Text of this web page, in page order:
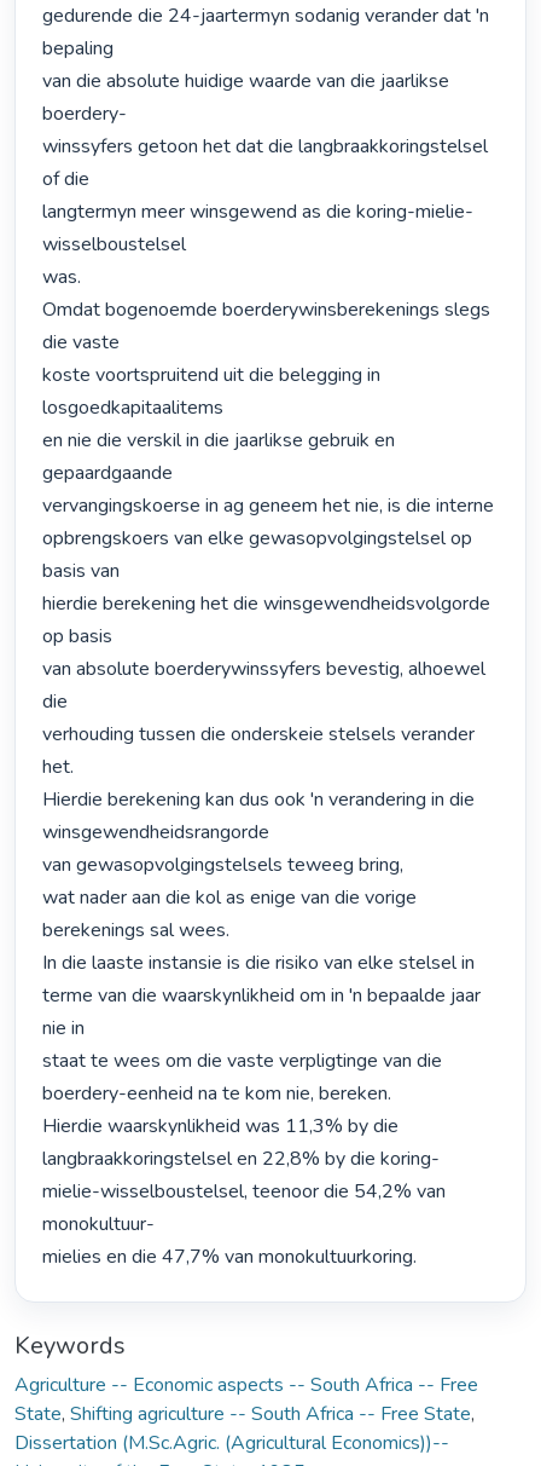
gedurende die 24-jaartermyn sodanig verander dat 'n
bepaling
van die absolute huidige waarde van die jaarlikse
boerdery-
winssyfers getoon het dat die langbraakkoringstelsel
of die
langtermyn meer winsgewend as die koring-mielie-
wisselboustelsel
was.
Omdat bogenoemde boerderywinsberekenings slegs
die vaste
koste voortspruitend uit die belegging in
losgoedkapitaalitems
en nie die verskil in die jaarlikse gebruik en
gepaardgaande
vervangingskoerse in ag geneem het nie, is die interne
opbrengskoers van elke gewasopvolgingstelsel op
basis van
hierdie berekening het die winsgewendheidsvolgorde
op basis
van absolute boerderywinssyfers bevestig, alhoewel
die
verhouding tussen die onderskeie stelsels verander
het.
Hierdie berekening kan dus ook 'n verandering in die
winsgewendheidsrangorde
van gewasopvolgingstelsels teweeg bring,
wat nader aan die kol as enige van die vorige
berekenings sal wees.
In die laaste instansie is die risiko van elke stelsel in
terme van die waarskynlikheid om in 'n bepaalde jaar
nie in
staat te wees om die vaste verpligtinge van die
boerdery-eenheid na te kom nie, bereken.
Hierdie waarskynlikheid was 11,3% by die
langbraakkoringstelsel en 22,8% by die koring-
mielie-wisselboustelsel, teenoor die 54,2% van
monokultuur-
mielies en die 47,7% van monokultuurkoring.
Keywords
Agriculture -- Economic aspects -- South Africa -- Free
State, Shifting agriculture -- South Africa -- Free State,
Dissertation (M.Sc.Agric. (Agricultural Economics))--